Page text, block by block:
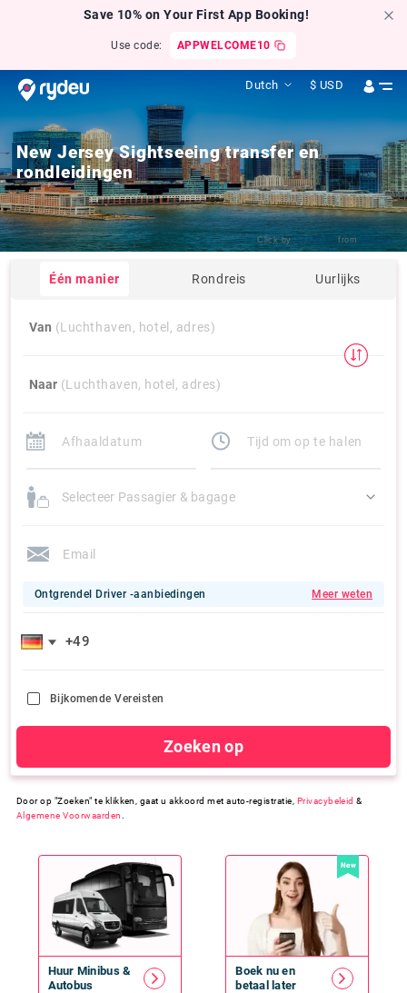
Save 10% on Your First App Booking!
Use code: APPWELCOME10
Dutch $ USD
New Jersey Sightseeing transfer en
rondleidingen
Click by1778011from Pixabay
Één manier Rondreis Uurlijks
Van (Luchthaven, hotel, adres)
Naar (Luchthaven, hotel, adres)
Selecteer Passagier & bagage
Ontgrendel Driver -aanbiedingen Meer weten
Bijkomende Vereisten
Zoeken op
Door op "Zoeken" te klikken, gaat u akkoord met auto-registratie, Privacybeleid &
Algemene Voorwaarden
Huur Minibus&
Autobus
New
Boek nu en
betaal later